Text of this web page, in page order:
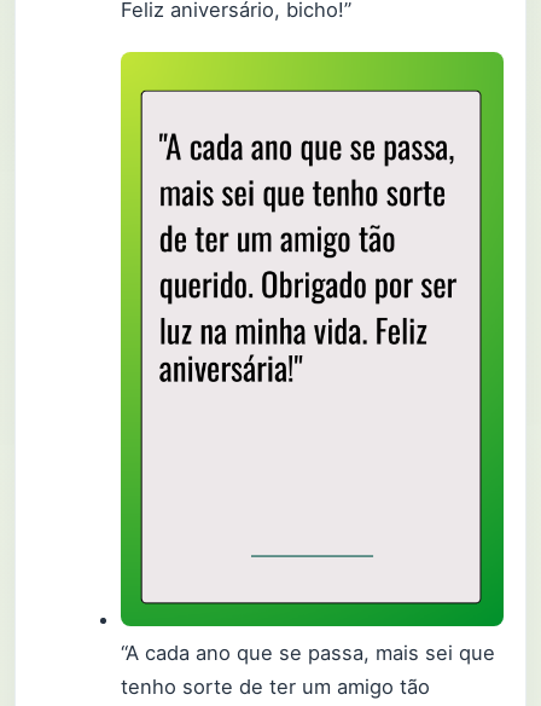
Feliz aniversário, bicho!”
“A cada ano que se passa, mais sei que
tenho sorte de ter um amigo tão